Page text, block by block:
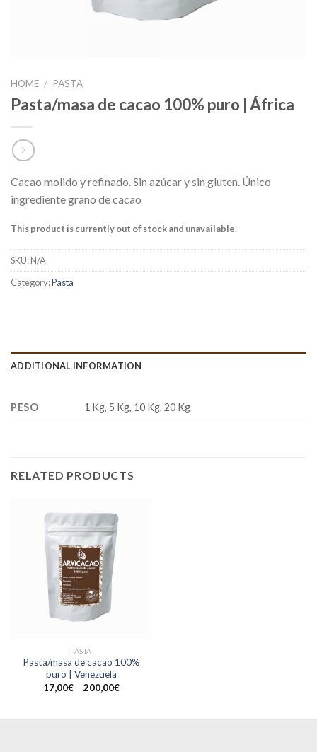
HOME / PASTA
Pasta/masa de cacao 100% puro | África
Cacao molido y refinado. Sin azúcar y sin gluten. Único
ingrediente grano de cacao
This product is currently out of stock and unavailable.
SKU:N/A
Category:Pasta
ADDITIONAL INFORMATION
PESO 1 Kg, 5 Kg, 10 Kg, 20 Kg
RELATED PRODUCTS
PASTA
Pasta/masa de cacao 100%
puro | Venezuela
17,00€– 200,00€